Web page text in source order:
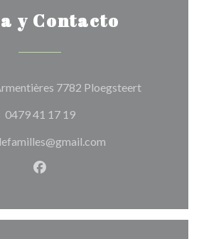
y Contacto
7782 Ploegsteert((abre en
0479 41 17 19
Facebook ((abre en una